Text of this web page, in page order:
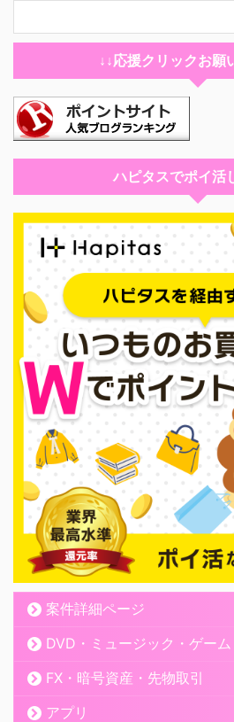
↓↓応援クリックお願
ハピタスでポイ活
案件詳細ページ
DVD・ミュージック・ゲーム
FX・暗号資産・先物取引
アプリ